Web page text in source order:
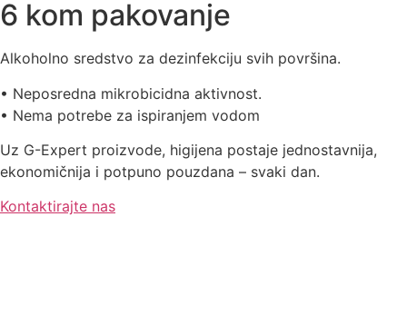
6 kom pakovanje
Alkoholno sredstvo za dezinfekciju svih površina.
• Neposredna mikrobicidna aktivnost.
• Nema potrebe za ispiranjem vodom
Uz G-Expert proizvode, higijena postaje jednostavnija,
ekonomičnija i potpuno pouzdana – svaki dan.
Kontaktirajte nas